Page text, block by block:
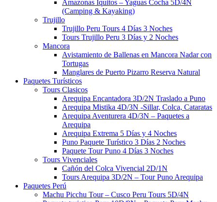
Amazonas Iquitos – Yaguas Cocha 5D/4N
(Camping & Kayaking)
Trujillo
Trujillo Peru Tours​ 4 Días 3 Noches
Tours Trujillo Peru 3 Días y 2 Noches
Mancora
Avistamiento de Ballenas en Mancora Nadar con
Tortugas
Manglares de Puerto Pizarro Reserva Natural
Paquetes Turísticos
Tours Clasicos
Arequipa Encantadora 3D/2N Traslado a Puno
Arequipa Mistika 4D/3N -Sillar, Colca, Cataratas
Arequipa Aventurera 4D/3N – Paquetes a
Arequipa
Arequipa Extrema 5 Días y 4 Noches
Puno Paquete Turístico 3 Días 2 Noches
Paquete Tour Puno 4 Días 3 Noches
Tours Vivenciales
Cañón del Colca Vivencial 2D/1N
Tours Arequipa 3D/2N – Tour Puno Arequipa
Paquetes Perú
Machu Picchu Tour – Cusco Peru Tours 5D/4N